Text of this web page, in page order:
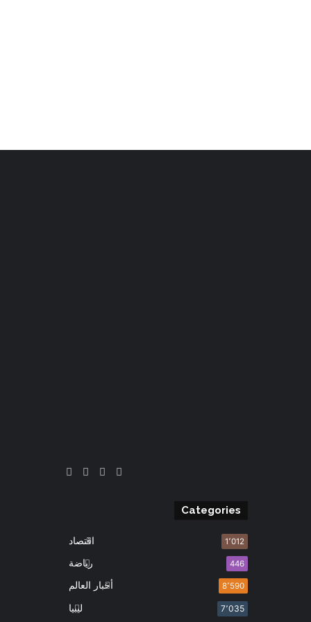
‫X
‫YouTubeانستقرام
Categories
اقتصاد 1٬012
رياضة 446
أخبار العالم 8٬590
ليبيا 7٬035